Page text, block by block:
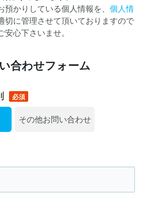
かりしている個人情報を、 個人情
切に管理させて頂いておりますので
安心下さいませ。
合わせフォーム
必須
その他お問い合わせ